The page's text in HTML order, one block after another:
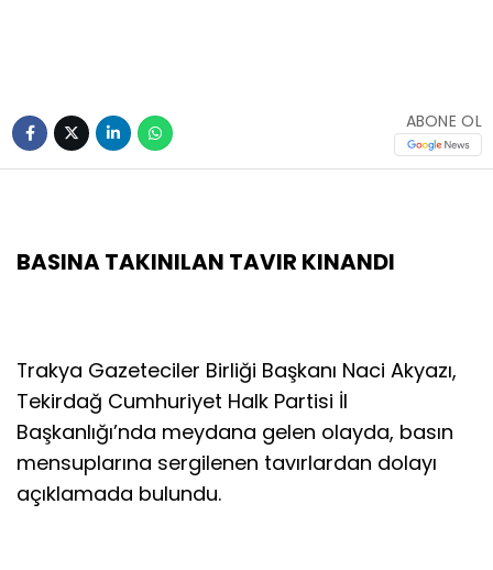
ABONE OL
BASINA TAKINILAN TAVIR KINANDI
Trakya Gazeteciler Birliği Başkanı Naci Akyazı,
Tekirdağ Cumhuriyet Halk Partisi İl
Başkanlığı’nda meydana gelen olayda, basın
mensuplarına sergilenen tavırlardan dolayı
açıklamada bulundu.